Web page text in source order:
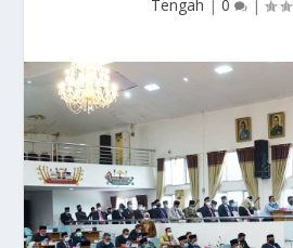
Tengah | 0 |